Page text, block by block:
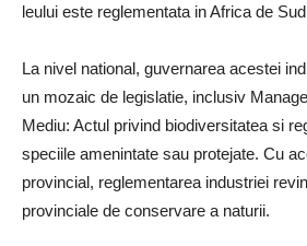
leului este reglementata in Africa de
La nivel national, guvernarea acestei
un mozaic de legislatie, inclusiv
Mediu: Actul privind biodiversitatea si
speciile amenintate sau protejate. Cu
provincial, reglementarea industriei
provinciale de conservare a naturii.